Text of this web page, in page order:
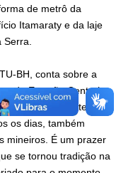
de metrô da
Itamaraty e da laje
Serra.
BH, conta sobre a
da Estação Central
de transporte que
os dias, também
mineiros. É um prazer
se tornou tradição na